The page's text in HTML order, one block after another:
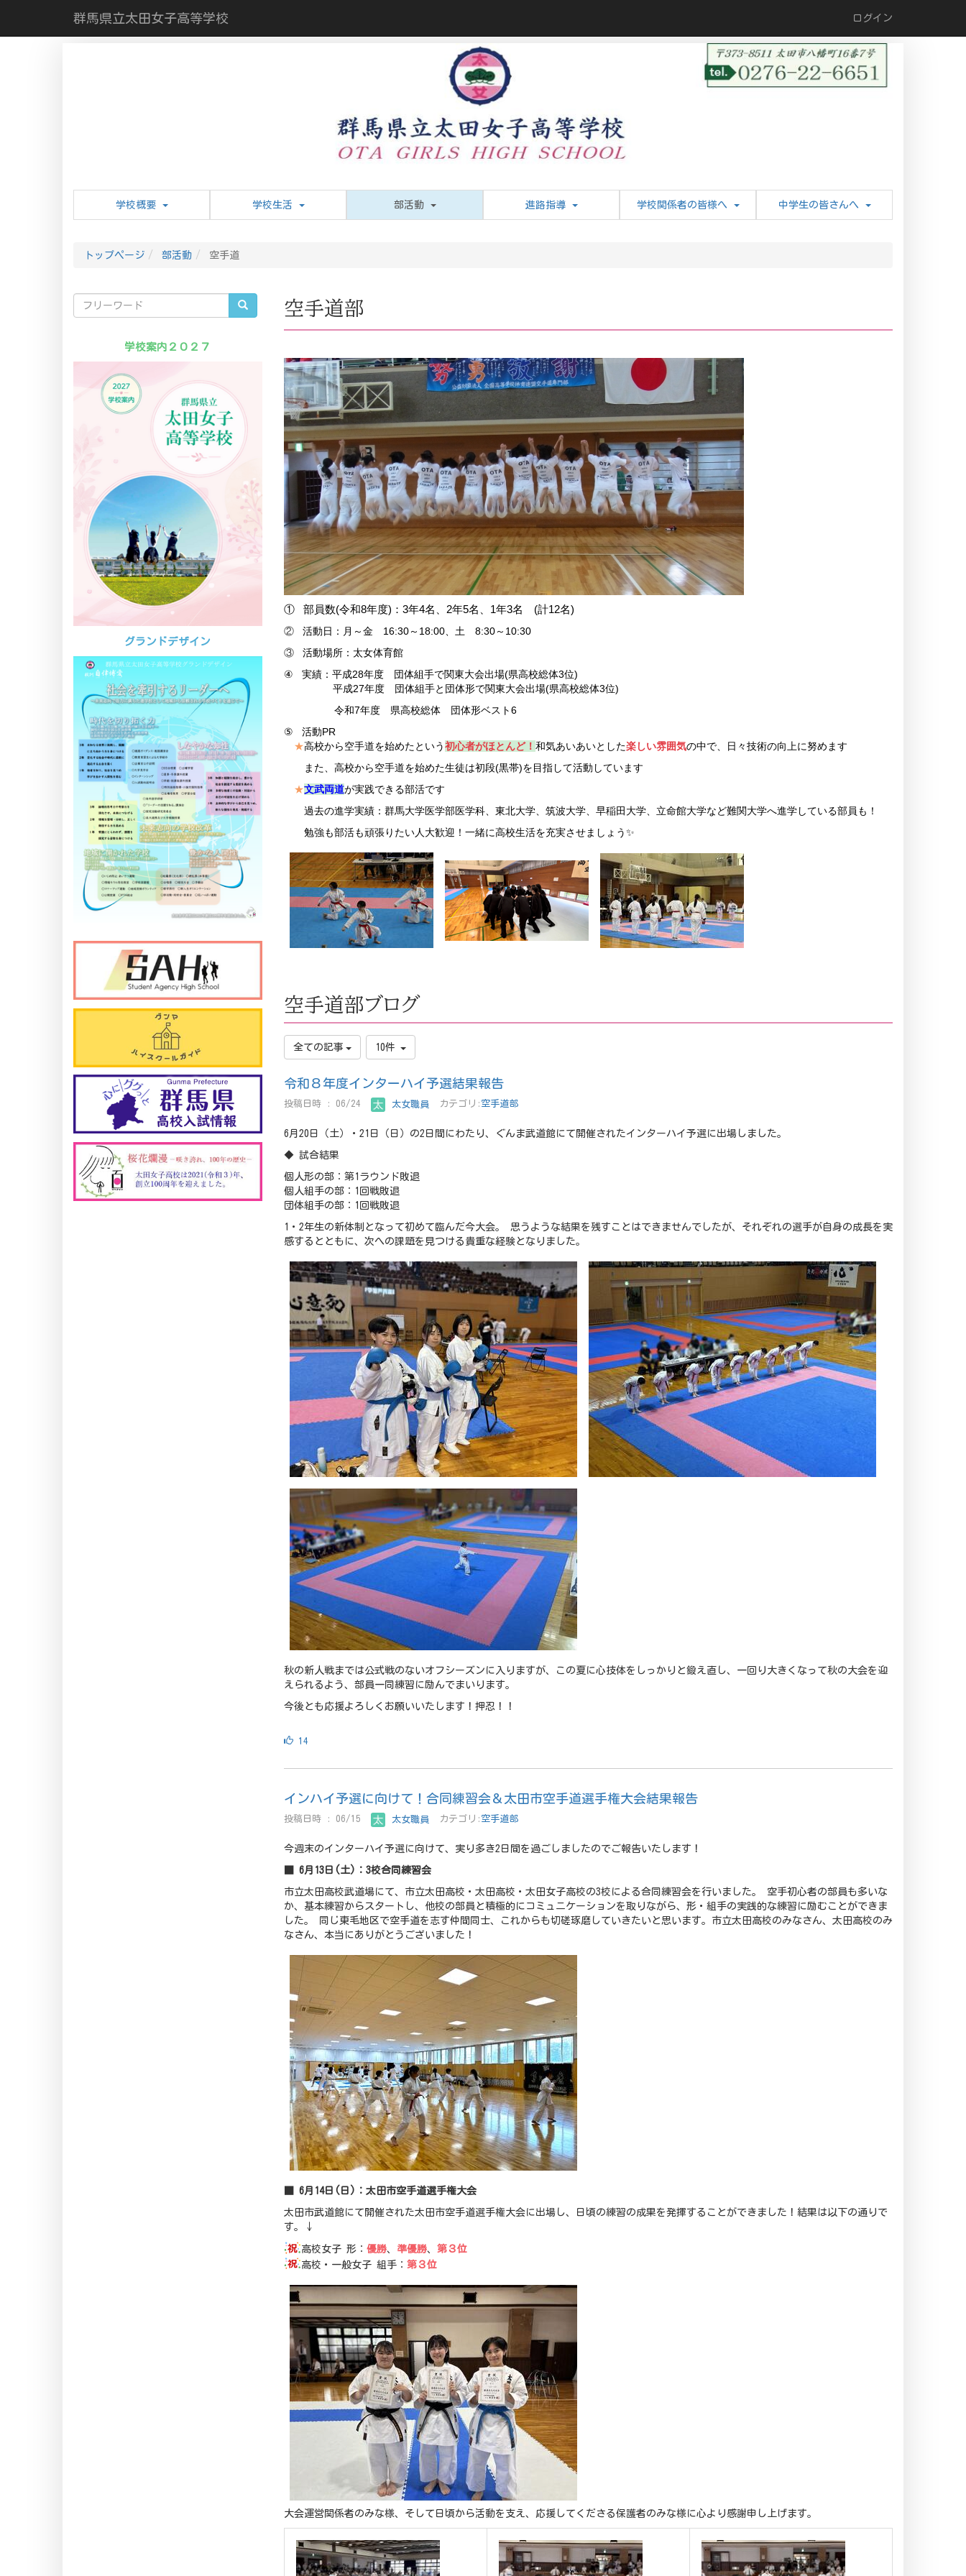
群馬県立太田女子高等学校 ログイン
学校概要 学校生活 部活動 進路指導 学校関係者の皆様へ 中学生の皆さんへ
トップページ 部活動 空手道
空手道部
① 部員数(令和8年度)：3年4名、2年5名、 1年3名 (計12名)
②
活動日：月～金 16:30～ 18:00、 土 8:30～10:30
③
活動場所：太女体育館
④
実績： 平成28年度 団体組手で関東大会出場(県高校総体3位)
平成27年度 団体組手と団体形で関東大会出場(県高校総体3位)
令和7年度 県高校総体 団体形ベスト6
⑤ 活動PR
★高校から空手道を始めたという初心者がほとんど！ 和気あいあいとした楽しい雰囲気の中で、日々技術の向上に努めます
また、 高校から空手道を始めた生徒は初段(黒帯)を目指して活動しています
★文武両道が実践できる部活です
過去の進学実績： 群馬大学医学部医学科、東北大学、筑波大学、早稲田大学、立命館大学など難関大学へ進学している部員も！
勉強も部活も頑張りたい人大歓迎！一緒に高校生活を充実させましょう✨
空手道部ブログ
全ての記事 10件
令和８年度インターハイ予選結果報告
投稿日時 : 06/24 太女職員 カテゴリ: 空手道部
6月20日（土）・21日（日）の2日間にわたり、ぐんま武道館にて開催されたインターハイ予選に出場しました。
◆ 試合結果
個人形の部：第1ラウンド敗退
個人組手の部：1回戦敗退
団体組手の部：1回戦敗退
1・2年生の新体制となって初めて臨んだ今大会。 思うような結果を残すことはできませんでしたが、それぞれの選手が自身の成長を実
感するとともに、次への課題を見つける貴重な経験となりました。
秋の新人戦までは公式戦のないオフシーズンに入りますが、この夏に心技体をしっかりと鍛え直し、一回り大きくなって秋の大会を迎
えられるよう、部員一同練習に励んでまいります。
今後とも応援よろしくお願いいたします！押忍！！
14
インハイ予選に向けて！合同練習会＆太田市空手道選手権大会結果報告
投稿日時 : 06/15 太女職員 カテゴリ: 空手道部
今週末のインターハイ予選に向けて、実り多き2日間を過ごしましたのでご報告いたします！
■ 6月13日(土)：3校合同練習会
市立太田高校武道場にて、市立太田高校・太田高校・太田女子高校の3校による合同練習会を行いました。 空手初心者の部員も多いな
か、基本練習からスタートし、他校の部員と積極的にコミュニケーションを取りながら、形・組手の実践的な練習に励むことができま
した。 同じ東毛地区で空手道を志す仲間同士、これからも切磋琢磨していきたいと思います。市立太田高校のみなさん、太田高校のみ
なさん、本当にありがとうございました！
■ 6月14日(日)：太田市空手道選手権大会
太田市武道館にて開催された太田市空手道選手権大会に出場し、日頃の練習の成果を発揮することができました！結果は以下の通りで
す。↓
高校女子 形： 優勝、 準優勝、 第３位
高校・一般女子 組手： 第３位
大会運営関係者のみな様、そして日頃から活動を支え、応援してくださる保護者のみな様に心より感謝申し上げます。
学校案内２０２７
グランドデザイン